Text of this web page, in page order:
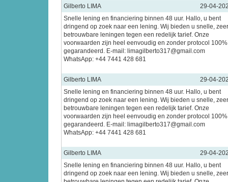
Gilberto LIMA
29-04-
Snelle lening en financiering binnen 48 uur. Hallo, u bent
dringend op zoek naar een lening. Wij bieden u snelle, zeer
betrouwbare leningen tegen een redelijk tarief. Onze
voorwaarden zijn heel eenvoudig en zonder protocol 100%
gegarandeerd. E-mail: limagilberto317@gmail.com
WhatsApp: +44 7441 428 681
Gilberto LIMA
29-04-
Snelle lening en financiering binnen 48 uur. Hallo, u bent
dringend op zoek naar een lening. Wij bieden u snelle, zeer
betrouwbare leningen tegen een redelijk tarief. Onze
voorwaarden zijn heel eenvoudig en zonder protocol 100%
gegarandeerd. E-mail: limagilberto317@gmail.com
WhatsApp: +44 7441 428 681
Gilberto LIMA
29-04-
Snelle lening en financiering binnen 48 uur. Hallo, u bent
dringend op zoek naar een lening. Wij bieden u snelle, zeer